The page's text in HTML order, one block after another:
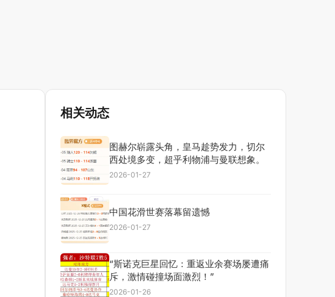
相关动态
图赫尔崭露头角，皇马趁势发力，切尔
西处境多变，超乎利物浦与曼联想象。
2026-01-27
中国花滑世赛落幕留遗憾
2026-01-27
“斯诺克巨星回忆：重返业余赛场屡遭痛
斥，激情碰撞场面激烈！”
2026-01-26